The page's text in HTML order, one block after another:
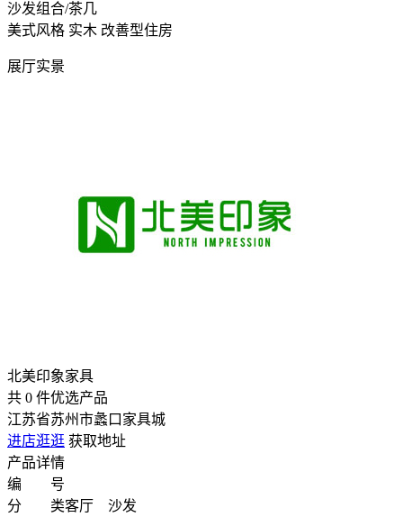
沙发组合/茶几
美式风格 实木 改善型住房
展厅实景
北美印象家具
共 0 件优选产品
江苏省苏州市蠡口家具城
进店逛逛 获取地址
产品详情
编 号
分 类客厅 沙发